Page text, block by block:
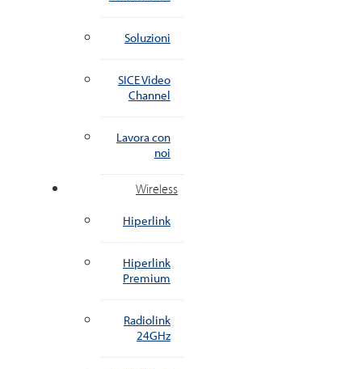
Soluzioni
SICE Video
Channel
Lavora con
noi
Wireless
Hiperlink
Hiperlink
Premium
Radiolink
24GHz